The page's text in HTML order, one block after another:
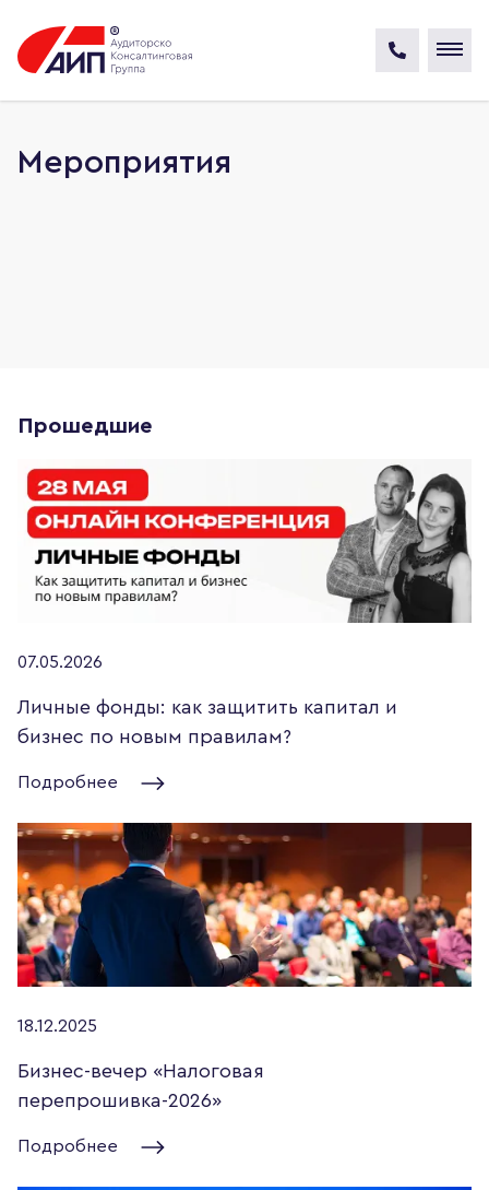
Мероприятия
Прошедшие
07.05.2026
Личные фонды: как защитить капитал и
бизнес по новым правилам?
Подробнее
18.12.2025
Бизнес-вечер «Налоговая
перепрошивка-2026»
Подробнее